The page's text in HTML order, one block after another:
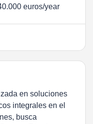
euros/year
en soluciones
integrales en el
busca